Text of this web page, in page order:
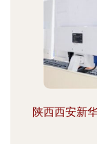
陕西西安新